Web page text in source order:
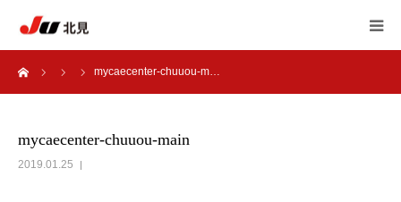
mycaecenter-chuuou-m…
mycaecenter-chuuou-main
2019.01.25
HOME